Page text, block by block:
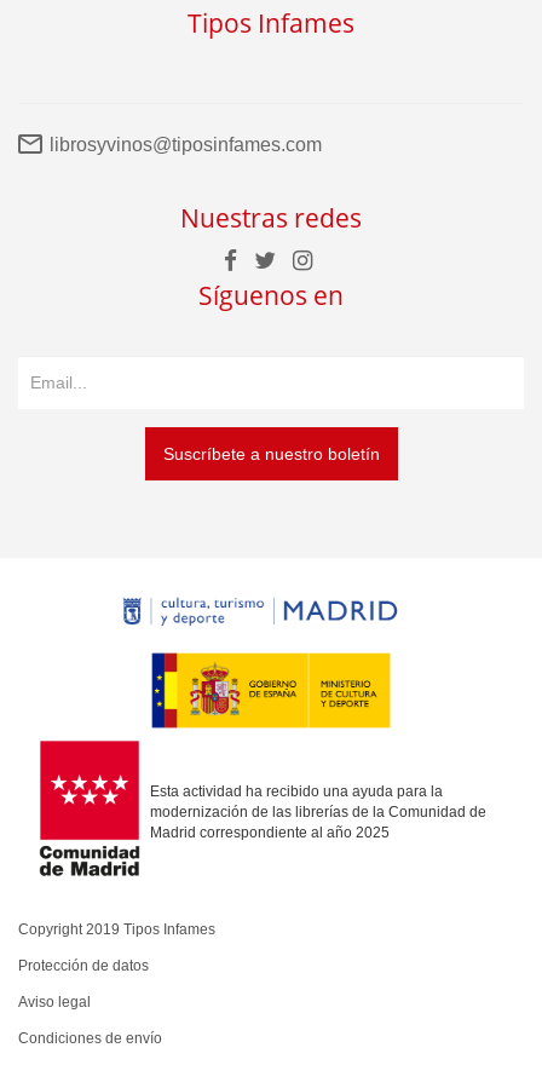
Tipos Infames
librosyvinos@tiposinfames.com
Nuestras redes
Síguenos en
Suscríbete a nuestro boletín
Esta actividad ha recibido una ayuda para la
modernización de las librerías de la Comunidad de
Madrid correspondiente al año 2025
Copyright 2019 Tipos Infames
Protección de datos
Aviso legal
Condiciones de envío